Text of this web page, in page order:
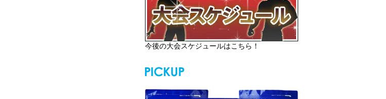
今後の大会スケジュールはこちら！